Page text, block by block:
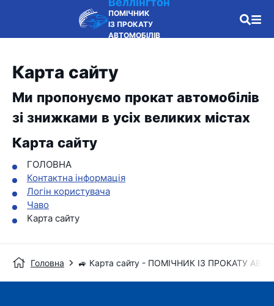
ПОМІЧНИК
ІЗ ПРОКАТУ
АВТОМОБІЛІВ
Карта сайту
Ми пропонуємо прокат автомобілів
зі знижками в усіх великих містах
Карта сайту
ГОЛОВНА
Контактна інформація
Логін користувача
Чаво
Карта сайту
Головна 🚙 Карта сайту - ПОМІЧНИК ІЗ ПРОКАТУ